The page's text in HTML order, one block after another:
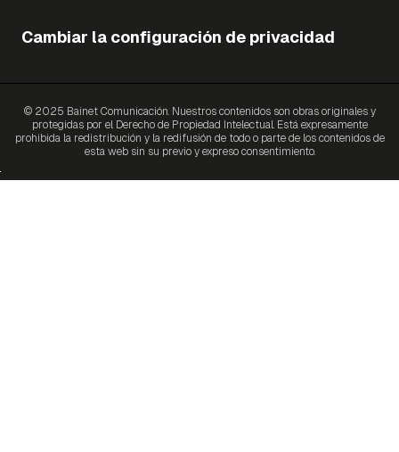
Cambiar la configuración de privacidad
© 2025 Bainet Comunicación. Nuestros contenidos son obras originales y
protegidas por el Derecho de Propiedad Intelectual. Está expresamente
prohibida la redistribución y la redifusión de todo o parte de los contenidos de
esta web sin su previo y expreso consentimiento.